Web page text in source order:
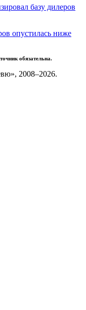
базу дилеров
опустилась ниже
обязательна.
2008–2026.